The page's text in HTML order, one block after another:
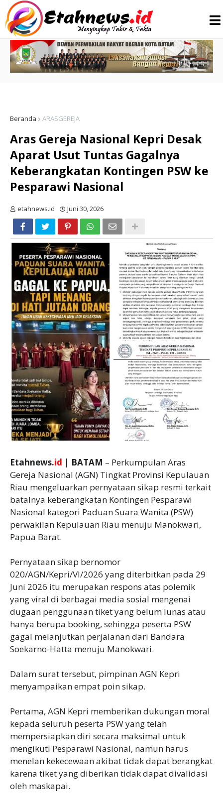
Beranda ARASGEREJA
Aras Gereja Nasional Kepri Desak
Aparat Usut Tuntas Gagalnya
Keberangkatan Kontingen PSW ke
Pesparawi Nasional ‎
etahnews.id Juni 30, 2026
Etahnews.id | BATAM – Perkumpulan Aras
Gereja Nasional (AGN) Tingkat Provinsi Kepulauan
Riau mengeluarkan pernyataan sikap resmi terkait
batalnya keberangkatan Kontingen Pesparawi
Nasional kategori Paduan Suara Wanita (PSW)
perwakilan Kepulauan Riau menuju Manokwari,
Papua Barat.
‎Pernyataan sikap bernomor
020/AGN/Kepri/VI/2026 yang diterbitkan pada 29
Juni 2026 itu merupakan respons atas polemik
yang viral di berbagai media sosial mengenai
dugaan penggunaan tiket yang belum lunas atau
hanya berupa booking, sehingga peserta PSW
gagal melanjutkan perjalanan dari Bandara
Soekarno-Hatta menuju Manokwari.
‎Dalam surat tersebut, pimpinan AGN Kepri
menyampaikan empat poin sikap.
‎Pertama, AGN Kepri memberikan dukungan moral
kepada seluruh peserta PSW yang telah
mempersiapkan diri secara maksimal untuk
mengikuti Pesparawi Nasional, namun harus
menelan kekecewaan akibat tidak dapat berangkat
karena tiket yang diberikan tidak dapat divalidasi
oleh maskapai.